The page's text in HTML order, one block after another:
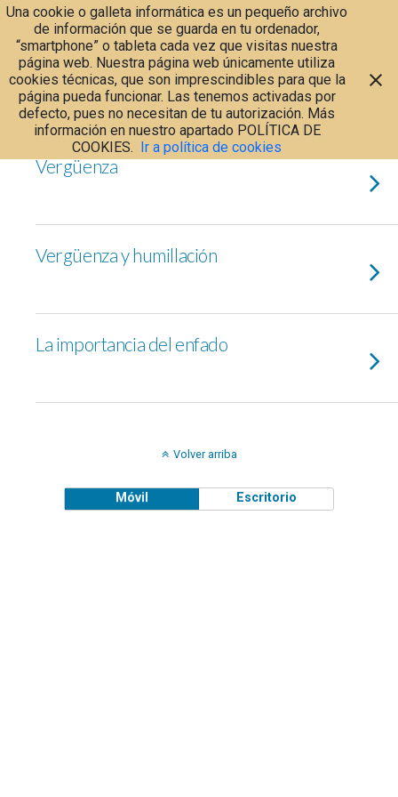
Categorías ›Emociones
Vergüenza
Vergüenza y humillación
La importancia del enfado
Volver arriba
Móvil Escritorio
Una cookie o galleta informática es un pequeño archivo
de información que se guarda en tu ordenador,
“smartphone” o tableta cada vez que visitas nuestra
página web. Nuestra página web únicamente utiliza
cookies técnicas, que son imprescindibles para que la
página pueda funcionar. Las tenemos activadas por
defecto, pues no necesitan de tu autorización. Más
información en nuestro apartado POLÍTICA DE
COOKIES. Ir a política de cookies